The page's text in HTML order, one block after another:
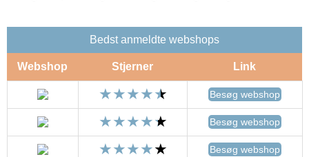
Bedst anmeldte webshops
Webshop Stjerner Link
Besøg webshop
Besøg webshop
Besøg webshop